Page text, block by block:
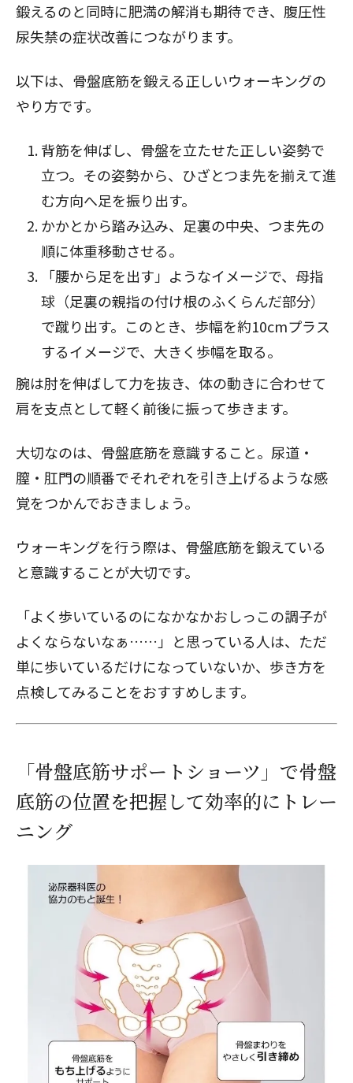
鍛えるのと同時に肥満の解消も期待でき、腹圧性
尿失禁の症状改善につながります。
以下は、骨盤底筋を鍛える正しいウォーキングの
やり方です。
背筋を伸ばし、骨盤を立たせた正しい姿勢で
立つ。その姿勢から、ひざとつま先を揃えて進
む方向へ足を振り出す。
かかとから踏み込み、足裏の中央、つま先の
順に体重移動させる。
「腰から足を出す」ようなイメージで、母指
球（足裏の親指の付け根のふくらんだ部分）
で蹴り出す。このとき、歩幅を約10cmプラス
するイメージで、大きく歩幅を取る。
腕は肘を伸ばして力を抜き、体の動きに合わせて
肩を支点として軽く前後に振って歩きます。
大切なのは、骨盤底筋を意識すること。尿道・
膣・肛門の順番でそれぞれを引き上げるような感
覚をつかんでおきましょう。
ウォーキングを行う際は、骨盤底筋を鍛えている
と意識することが大切です。
「よく歩いているのになかなかおしっこの調子が
よくならないなぁ……」と思っている人は、ただ
単に歩いているだけになっていないか、歩き方を
点検してみることをおすすめします。
「骨盤底筋サポートショーツ」で骨盤
底筋の位置を把握して効率的にトレー
ニング